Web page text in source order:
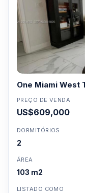
One Miami
PREÇO DE VENDA
US$609,000
DORMITÓRIOS
2
ÁREA
103 m2
LISTADO COMO